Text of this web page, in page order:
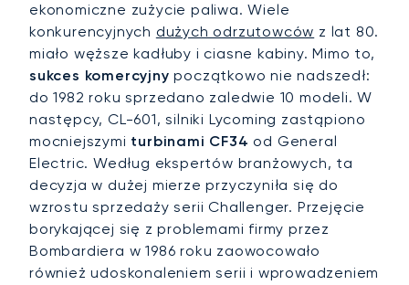
ekonomiczne zużycie paliwa. Wiele
konkurencyjnych dużych odrzutowców z lat 80.
miało węższe kadłuby i ciasne kabiny. Mimo to,
sukces komercyjny początkowo nie nadszedł:
do 1982 roku sprzedano zaledwie 10 modeli. W
następcy, CL-601, silniki Lycoming zastąpiono
mocniejszymi turbinami CF34 od General
Electric. Według ekspertów branżowych, ta
decyzja w dużej mierze przyczyniła się do
wzrostu sprzedaży serii Challenger. Przejęcie
borykającej się z problemami firmy przez
Bombardiera w 1986 roku zaowocowało
również udoskonaleniem serii i wprowadzeniem